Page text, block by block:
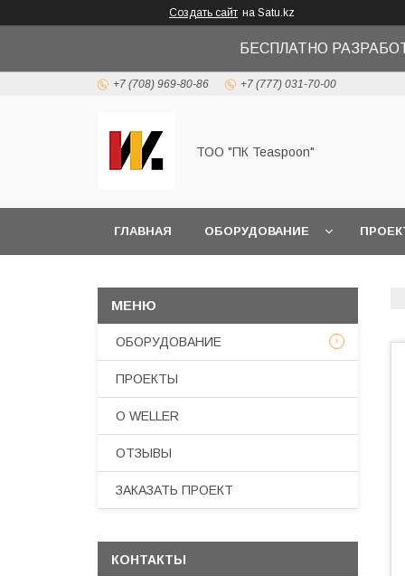
Создать сайт на Satu.kz
БЕСПЛАТНО
+7 (708) 969-80-86 +7 (777) 031-70-00
ТОО "ПК Teaspoon"
ГЛАВНАЯ ОБОРУДОВАНИЕ
ОБОРУДОВАНИЕ
ПРОЕКТЫ
О WELLER
ОТЗЫВЫ
ЗАКАЗАТЬ ПРОЕКТ
КОНТАКТЫ